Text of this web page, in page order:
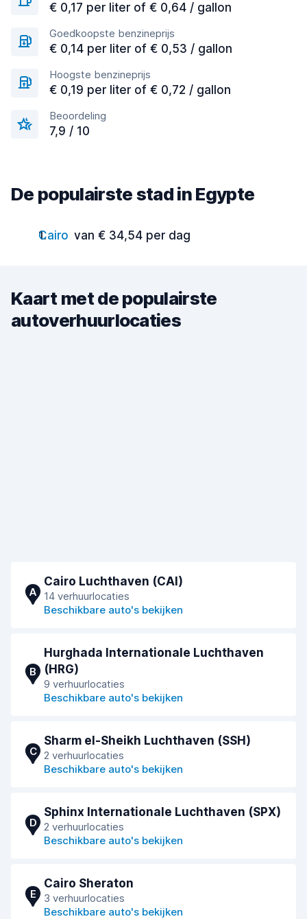
€ 0,17 per liter of € 0,64 / gallon
Goedkoopste benzineprijs
€ 0,14 per liter of € 0,53 / gallon
Hoogste benzineprijs
€ 0,19 per liter of € 0,72 / gallon
Beoordeling
7,9 / 10
De populairste stad in Egypte
Cairo van € 34,54 per dag
Kaart met de populairste
autoverhuurlocaties
A
Cairo Luchthaven (CAI)
14 verhuurlocaties
Beschikbare auto's bekijken
B
Hurghada Internationale Luchthaven
(HRG)
9 verhuurlocaties
Beschikbare auto's bekijken
C
Sharm el-Sheikh Luchthaven (SSH)
2 verhuurlocaties
Beschikbare auto's bekijken
D
Sphinx Internationale Luchthaven (SPX)
2 verhuurlocaties
Beschikbare auto's bekijken
E
Cairo Sheraton
3 verhuurlocaties
Beschikbare auto's bekijken